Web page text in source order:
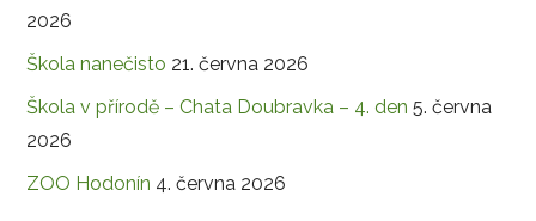
2026
Škola nanečisto 21. června 2026
Škola v přírodě – Chata Doubravka – 4. den 5. června
2026
ZOO Hodonín 4. června 2026